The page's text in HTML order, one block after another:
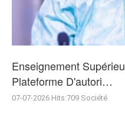
Enseignement
Plateforme D'autori…
07-07-2026 Hits:709 Société